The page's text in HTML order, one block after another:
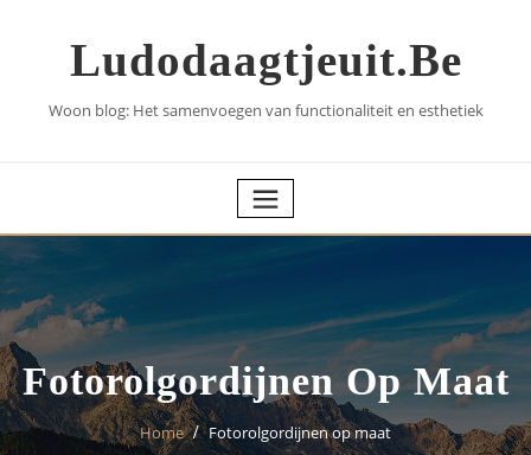
Ludodaagtjeuit.be
Woon blog: Het samenvoegen van functionaliteit en esthetiek
Fotorolgordijnen Op Maat
Home Fotorolgordijnen op maat